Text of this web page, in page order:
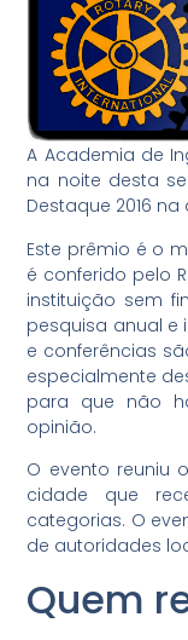
A Academia de
na noite desta
Destaque 2016
Este prêmio é o
é conferido pelo
instituição sem
pesquisa anual e
e conferências
especialmente
para que não
opinião.
O evento reuniu
cidade que
categorias. O
de autoridades
Quem